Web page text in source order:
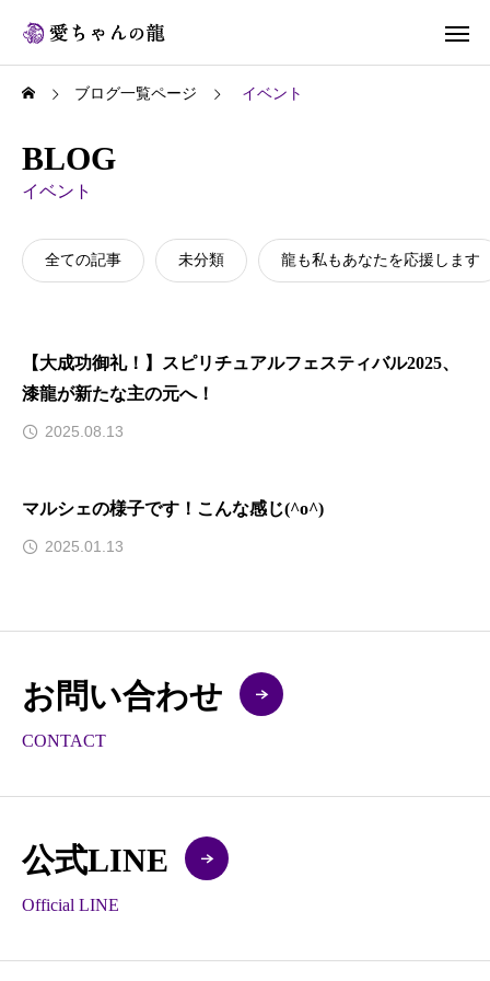
ブログ一覧ページ イベント
BLOG
イベント
全ての記事 未分類 龍も私もあなたを応援します
【大成功御礼！】スピリチュアルフェスティバル2025、
漆龍が新たな主の元へ！
2025.08.13
マルシェの様子です！こんな感じ(^o^)
2025.01.13
お問い合わせ
CONTACT
公式LINE
Official LINE